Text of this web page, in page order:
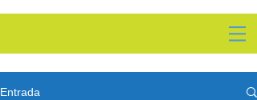
Entrada